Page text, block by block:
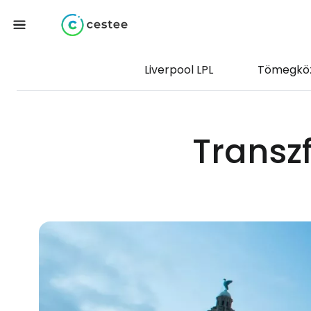
Liverpool LPL